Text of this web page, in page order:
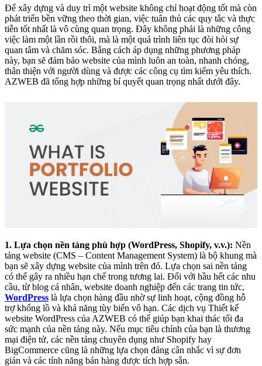
Để xây dựng và duy trì một website không chỉ hoạt động tốt mà còn
phát triển bền vững theo thời gian, việc tuân thủ các quy tắc và thực
tiễn tốt nhất là vô cùng quan trọng. Đây không phải là những công
việc làm một lần rồi thôi, mà là một quá trình liên tục đòi hỏi sự
quan tâm và chăm sóc. Bằng cách áp dụng những phương pháp
này, bạn sẽ đảm bảo website của mình luôn an toàn, nhanh chóng,
thân thiện với người dùng và được các công cụ tìm kiếm yêu thích.
AZWEB đã tổng hợp những bí quyết quan trọng nhất dưới đây.
1. Lựa chọn nền tảng phù hợp (WordPress, Shopify, v.v.): Nền
tảng website (CMS – Content Management System) là bộ khung mà
bạn sẽ xây dựng website của mình trên đó. Lựa chọn sai nền tảng
có thể gây ra nhiều hạn chế trong tương lai. Đối với hầu hết các nhu
cầu, từ blog cá nhân, website doanh nghiệp đến các trang tin tức,
WordPress là lựa chọn hàng đầu nhờ sự linh hoạt, cộng đồng hỗ
trợ khổng lồ và khả năng tùy biến vô hạn. Các dịch vụ Thiết kế
website WordPress của AZWEB có thể giúp bạn khai thác tối đa
sức mạnh của nền tảng này. Nếu mục tiêu chính của bạn là thương
mại điện tử, các nền tảng chuyên dụng như Shopify hay
BigCommerce cũng là những lựa chọn đáng cân nhắc vì sự đơn
giản và các tính năng bán hàng được tích hợp sẵn.